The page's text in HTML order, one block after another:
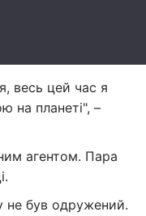
весь цей час я
на планеті", –
агентом. Пара
був одружений.